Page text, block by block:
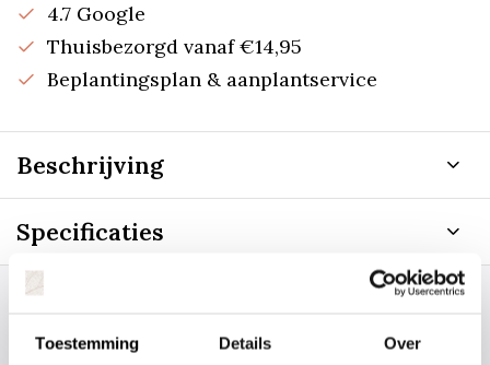
Toestemming Details Over
4.7 Google
Thuisbezorgd vanaf €14,95
Beplantingsplan & aanplantservice
Beschrijving
Specificaties
tussen? Laat het ons weten, dan